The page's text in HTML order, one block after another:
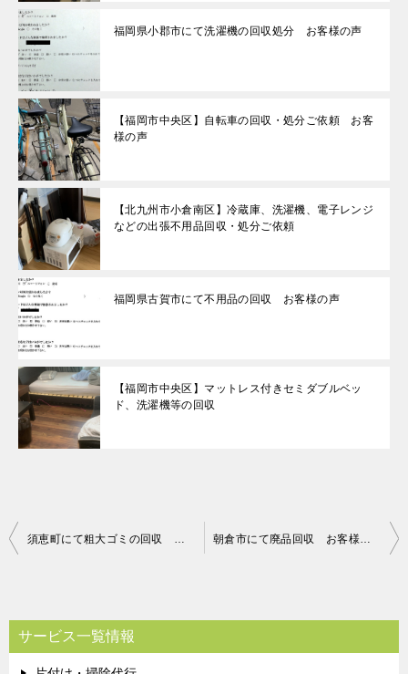
福岡県小郡市にて洗濯機の回収処分 お客様の声
【福岡市中央区】自転車の回収・処分ご依頼 お客
様の声
【北九州市小倉南区】冷蔵庫、洗濯機、電子レンジ
などの出張不用品回収・処分ご依頼
福岡県古賀市にて不用品の回収 お客様の声
【福岡市中央区】マットレス付きセミダブルベッ
ド、洗濯機等の回収
投
ビ
ゲ
須恵町にて粗大ゴミの回収 お客様の声 朝倉市にて廃品回収 お客様の声
サービス一覧情報